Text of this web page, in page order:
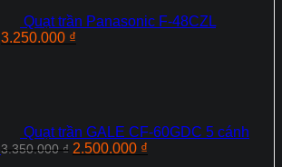
Quạt trần Panasonic F‑48CZL
Giá
3.250.000 ₫
Quạt trần GALE CF-60GDC 5 cánh
3.350.000₫ Giá
2.500.000 ₫